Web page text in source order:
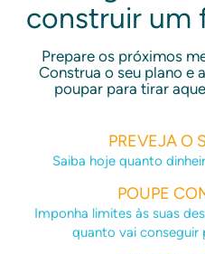
construir um
Prepare os próximos
Construa o seu plano e
poupar para tirar
PREVEJA O
Saiba hoje quanto
POUPE
Imponha limites às suas
quanto vai conseguir